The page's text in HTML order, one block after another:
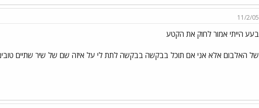
11/2/05
בעע הייתי אמור לחוק את הקטע
של האלבום אלא אני אם תוכל בבקשה בבקשה לתת לי על איזה שם של שיר שתיים